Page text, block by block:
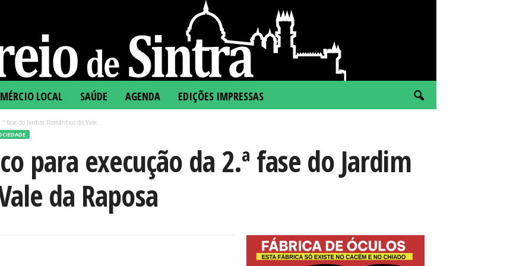
LOCAL SAÚDE AGENDA EDIÇÕES IMPRESSAS
fase do Jardim Romântico do Vale...
para execução da 2.ª fase do Jardim
da Raposa